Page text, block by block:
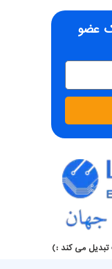
عضو
تبدیل می کند :)